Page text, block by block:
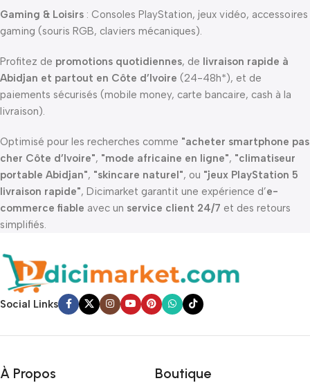
Gaming & Loisirs : Consoles PlayStation, jeux vidéo, accessoires
gaming (souris RGB, claviers mécaniques).
Profitez de promotions quotidiennes, de livraison rapide à
Abidjan et partout en Côte d’Ivoire (24-48h*), et de
paiements sécurisés (mobile money, carte bancaire, cash à la
livraison).
Optimisé pour les recherches comme "acheter smartphone pas
cher Côte d’Ivoire", "mode africaine en ligne", "climatiseur
portable Abidjan", "skincare naturel", ou "jeux PlayStation 5
livraison rapide", Dicimarket garantit une expérience d’e-
commerce fiable avec un service client 24/7 et des retours
simplifiés.
Social Links
À Propos Boutique